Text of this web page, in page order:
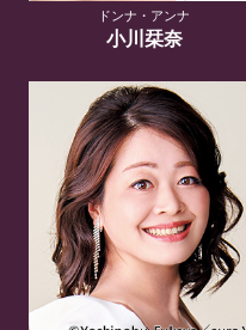
ドンナ・アンナ
小川栞奈